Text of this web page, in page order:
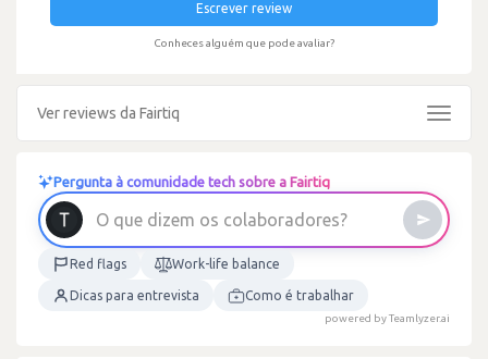
Escrever review
Conheces alguém que pode avaliar?
Ver reviews da Fairtiq
Toggle
Pergunta à comunidade tech sobre a Fairtiq
O que d izem os colaborad ores?
Red flags Work-life balance
Dicas para entrevista Como é trabalhar
powered by Teamlyzer.ai